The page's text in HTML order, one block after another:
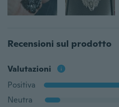
Recensioni sul prodotto
Valutazioni
Positiva
Neutra